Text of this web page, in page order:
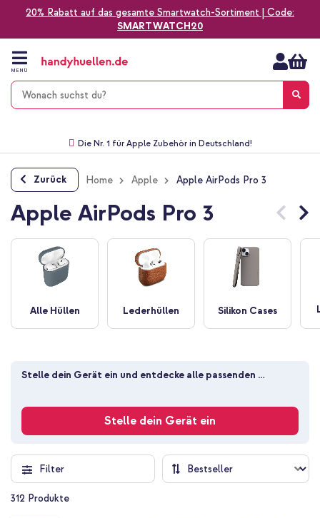
20% Rabatt auf das gesamte Smartwatch-Sortiment | Code:
SMARTWATCH20
Zum
Inhalt
springen
MENÜ
Die Nr. 1 für Apple Zubehör in Deutschland!
Zurück Home Apple Apple AirPods Pro 3
Apple AirPods Pro 3
Alle Hüllen Lederhüllen Silikon Cases
Stelle dein Gerät ein und entdecke alle passenden
Stelle dein Gerät ein
Filter
312 Produkte